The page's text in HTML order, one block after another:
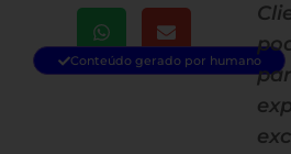
Conteúdo gerado por humano